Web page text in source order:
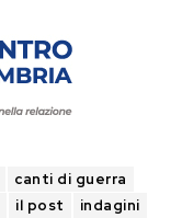
canti di guerra
il post indagini